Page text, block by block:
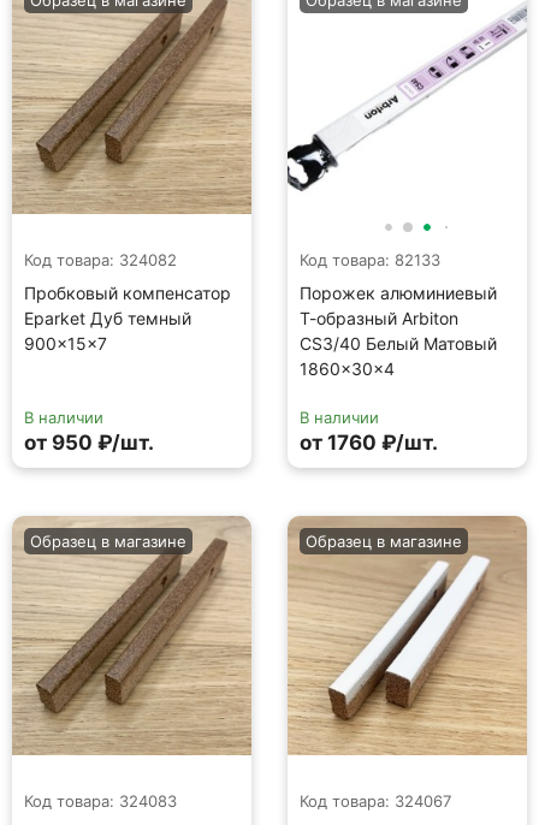
Код товара: 324082
Пробковый компенсатор
Eparket Дуб темный
900×15×7
В наличии
от 950 ₽/шт.
Код товара: 82133
Порожек алюминиевый
Т-образный Arbiton
CS3/40 Белый Матовый
1860×30×4
В наличии
от 1760 ₽/шт.
Код товара: 324083
Образец в магазине
Код товара: 324067
Образец в магазине